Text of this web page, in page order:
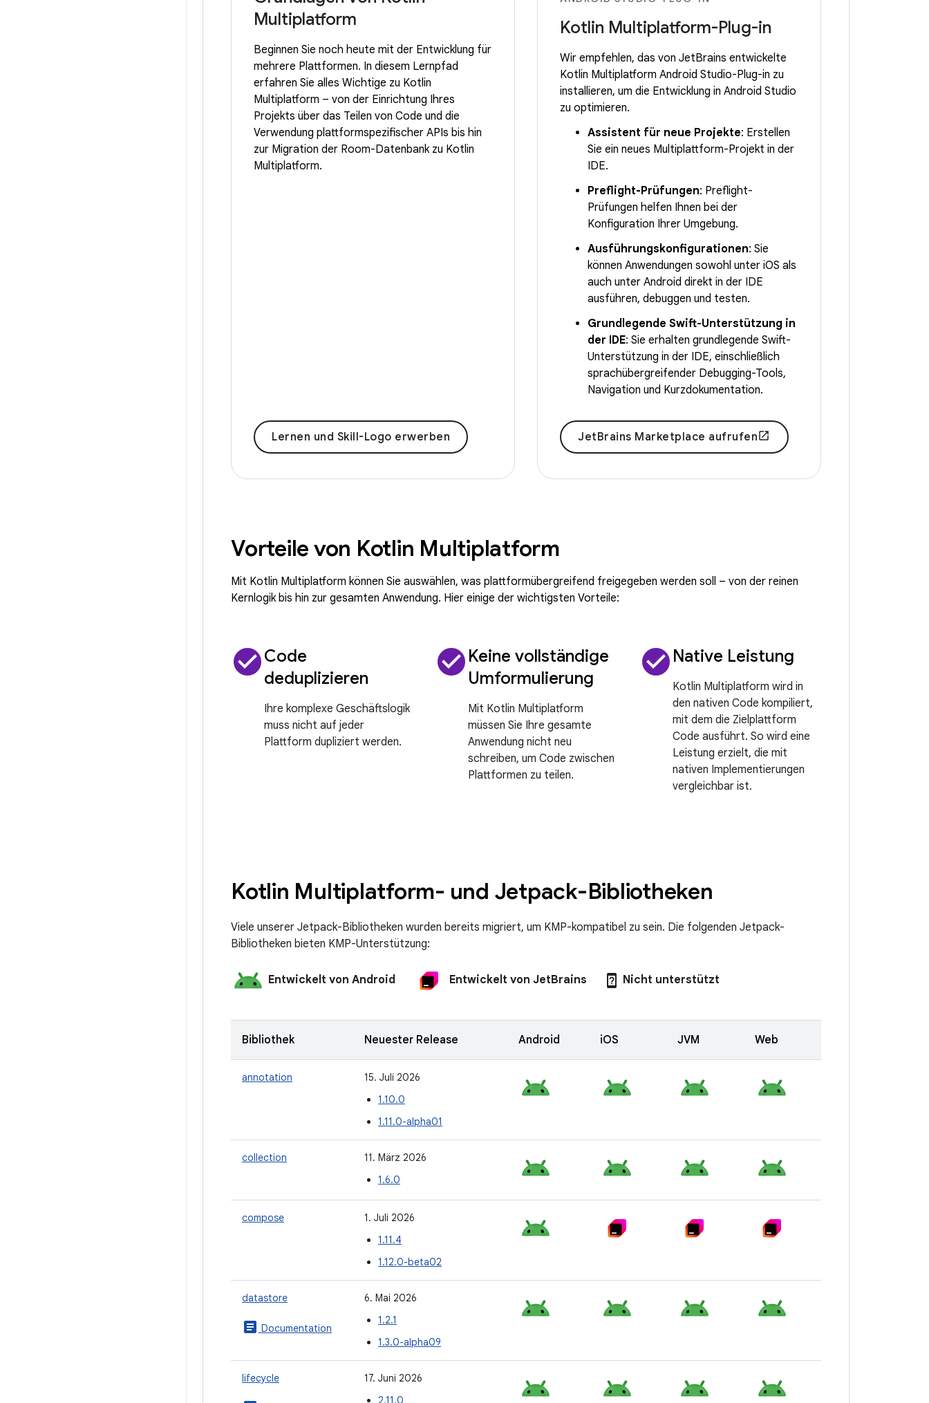
Multiplatform
Beginnen Sie noch heute mit der Entwicklung für
mehrere Plattformen. In diesem Lernpfad
erfahren Sie alles Wichtige zu Kotlin
Multiplatform – von der Einrichtung Ihres
Projekts über das Teilen von Code und die
Verwendung plattformspezifischer APIs bis hin
zur Migration der Room-Datenbank zu Kotlin
Multiplatform.
Lernen und Skill-Logo erwerben
Kotlin Multiplatform-Plug-in
Wir empfehlen, das von JetBrains entwickelte
Kotlin Multiplatform Android Studio-Plug-in zu
installieren, um die Entwicklung in Android Studio
zu optimieren.
Assistent für neue Projekte: Erstellen
Sie ein neues Multiplattform-Projekt in der
IDE.
Preflight-Prüfungen: Preflight-
Prüfungen helfen Ihnen bei der
Konfiguration Ihrer Umgebung.
Ausführungskonfigurationen: Sie
können Anwendungen sowohl unter iOS als
auch unter Android direkt in der IDE
ausführen, debuggen und testen.
Grundlegende Swift-Unterstützung in
der IDE: Sie erhalten grundlegende Swift-
Unterstützung in der IDE, einschließlich
sprachübergreifender Debugging-Tools,
Navigation und Kurzdokumentation.
JetBrains Marketplace aufrufen
Vorteile von Kotlin Multiplatform
Mit Kotlin Multiplatform können Sie auswählen, was plattformübergreifend freigegeben werden soll – von der reinen
Kernlogik bis hin zur gesamten Anwendung. Hier einige der wichtigsten Vorteile:
check_circleCode
deduplizieren
Ihre komplexe Geschäftslogik
muss nicht auf jeder
Plattform dupliziert werden.
check_circle Keine vollständige
Umformulierung
Mit Kotlin Multiplatform
müssen Sie Ihre gesamte
Anwendung nicht neu
schreiben, um Code zwischen
Plattformen zu teilen.
check_circle Native Leistung
Kotlin Multiplatform wird in
den nativen Code kompiliert,
mit dem die Zielplattform
Code ausführt. So wird eine
Leistung erzielt, die mit
nativen Implementierungen
vergleichbar ist.
Kotlin Multiplatform- und Jetpack-Bibliotheken
Viele unserer Jetpack-Bibliotheken wurden bereits migriert, um KMP-kompatibel zu sein. Die folgenden Jetpack-
Bibliotheken bieten KMP-Unterstützung:
Entwickelt von Android Entwickelt von JetBrains device_unknown Nicht unterstützt
Bibliothek Neuester Release Android iOS JVM Web
annotation
15. Juli 2026
1.10.0
1.11.0-alpha01
collection
11. März 2026
1.6.0
compose
1. Juli 2026
1.11.4
1.12.0-beta02
datastore
article Documentation
6. Mai 2026
1.2.1
1.3.0-alpha09
lifecycle
17. Juni 2026
2.11.0